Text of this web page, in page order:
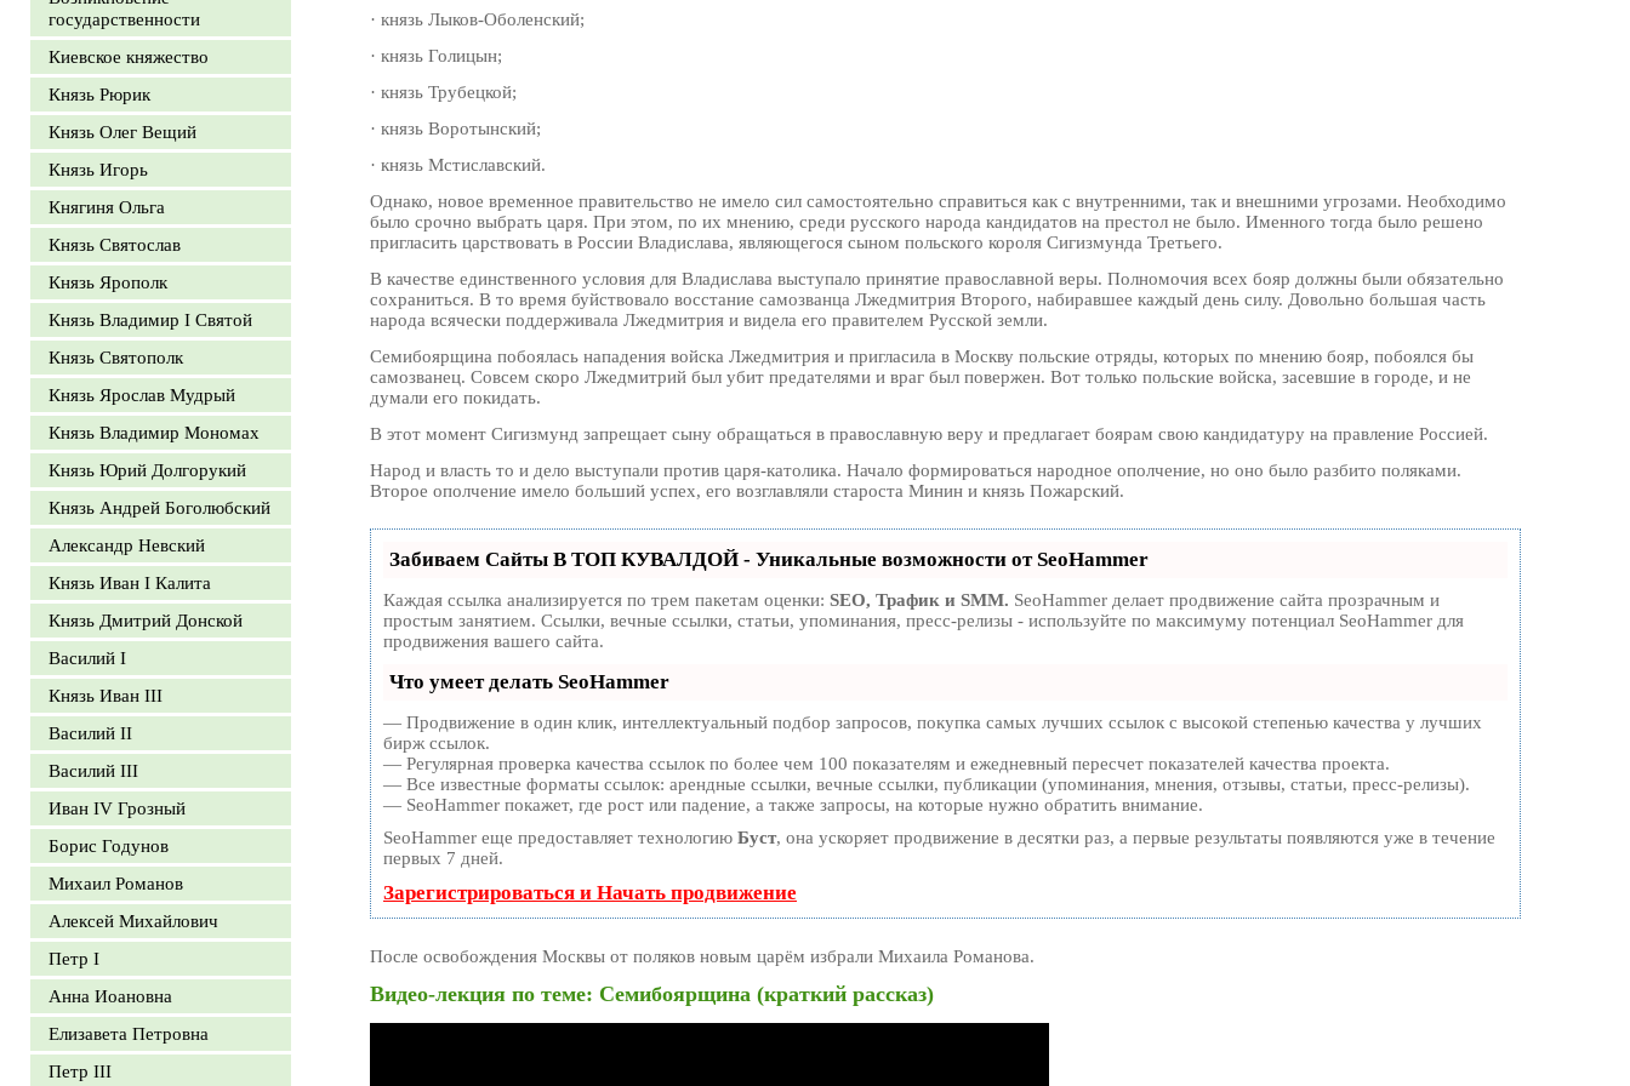
государственности
Киевское княжество
Князь Рюрик
Князь Олег Вещий
Князь Игорь
Княгиня Ольга
Князь Святослав
Князь Ярополк
Князь Владимир I Святой
Князь Святополк
Князь Ярослав Мудрый
Князь Владимир Мономах
Князь Юрий Долгорукий
Князь Андрей Боголюбский
Александр Невский
Князь Иван I Калита
Князь Дмитрий Донской
Василий I
Князь Иван III
Василий II
Василий III
Иван IV Грозный
Борис Годунов
Михаил Романов
Алексей Михайлович
Петр I
Анна Иоановна
Елизавета Петровна
Петр III
· князь Лыков-Оболенский;
· князь Голицын;
· князь Трубецкой;
· князь Воротынский;
· князь Мстиславский.
Однако, новое временное правительство не имело сил самостоятельно справиться как с внутренними, так и внешними угрозами. Необходимо
было срочно выбрать царя. При этом, по их мнению, среди русского народа кандидатов на престол не было. Именного тогда было решено
пригласить царствовать в России Владислава, являющегося сыном польского короля Сигизмунда Третьего.
В качестве единственного условия для Владислава выступало принятие православной веры. Полномочия всех бояр должны были обязательно
сохраниться. В то время буйствовало восстание самозванца Лжедмитрия Второго, набиравшее каждый день силу. Довольно большая часть
народа всячески поддерживала Лжедмитрия и видела его правителем Русской земли.
Семибоярщина побоялась нападения войска Лжедмитрия и пригласила в Москву польские отряды, которых по мнению бояр, побоялся бы
самозванец. Совсем скоро Лжедмитрий был убит предателями и враг был повержен. Вот только польские войска, засевшие в городе, и не
думали его покидать.
В этот момент Сигизмунд запрещает сыну обращаться в православную веру и предлагает боярам свою кандидатуру на правление Россией.
Народ и власть то и дело выступали против царя-католика. Начало формироваться народное ополчение, но оно было разбито поляками.
Второе ополчение имело больший успех, его возглавляли староста Минин и князь Пожарский.
Забиваем Сайты В ТОП КУВАЛДОЙ - Уникальные возможности от SeoHammer
Каждая ссылка анализируется по трем пакетам оценки: SEO, Трафик и SMM. SeoHammer делает продвижение сайта прозрачным и
простым занятием. Ссылки, вечные ссылки, статьи, упоминания, пресс-релизы - используйте по максимуму потенциал SeoHammer для
продвижения вашего сайта.
Что умеет делать SeoHammer
— Продвижение в один клик, интеллектуальный подбор запросов, покупка самых лучших ссылок с высокой степенью качества у лучших
бирж ссылок.
— Регулярная проверка качества ссылок по более чем 100 показателям и ежедневный пересчет показателей качества проекта.
— Все известные форматы ссылок: арендные ссылки, вечные ссылки, публикации (упоминания, мнения, отзывы, статьи, пресс-релизы).
— SeoHammer покажет, где рост или падение, а также запросы, на которые нужно обратить внимание.
SeoHammer еще предоставляет технологию Буст, она ускоряет продвижение в десятки раз, а первые результаты появляются уже в течение
первых 7 дней.
Зарегистрироваться и Начать продвижение
После освобождения Москвы от поляков новым царём избрали Михаила Романова.
Видео-лекция по теме: Семибоярщина (краткий рассказ)